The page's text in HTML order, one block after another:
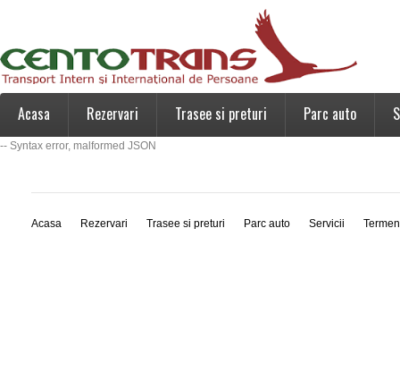
Acasa Rezervari Trasee si preturi Parc auto
-- Syntax error, malformed JSON
Acasa Rezervari Trasee si preturi Parc auto Servicii